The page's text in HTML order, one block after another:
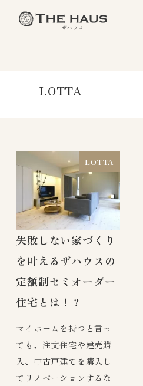
LOTTA
LOTTA
失敗しない家づくり
を叶えるザハウスの
定額制セミオーダー
住宅とは！？
マイホームを持つと言っ
ても、注文住宅や建売購
入、中古戸建てを購入し
てリノベーションするな